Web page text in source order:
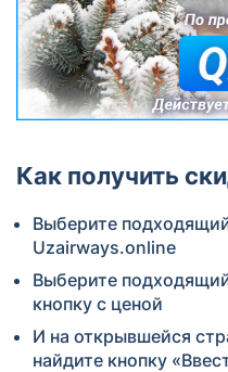
Как получить
Выберите
Uzairways.online
Выберите
кнопку с ценой
И на открывшейся
найдите кнопку